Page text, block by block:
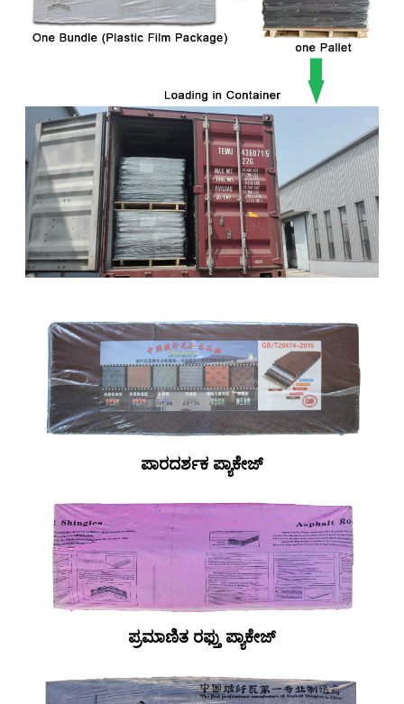
ಪಾರದರ್ಶಕ ಪ್ಯಾಕೇಜ್
ಪ್ರಮಾಣಿತ ರಫ್ತು ಪ್ಯಾಕೇಜ್